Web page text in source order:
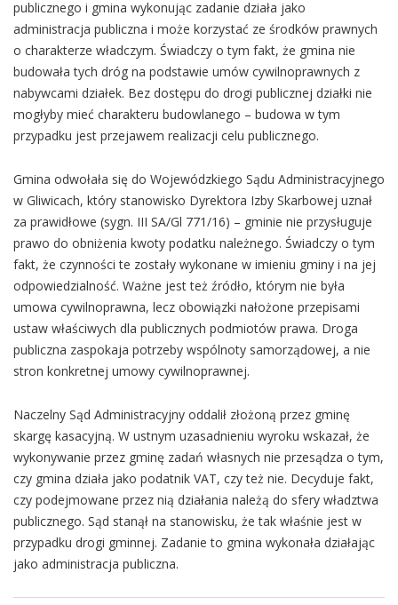
publicznego i gmina wykonując zadanie działa jako
administracja publiczna i może korzystać ze środków prawnych
o charakterze władczym. Świadczy o tym fakt, że gmina nie
budowała tych dróg na podstawie umów cywilnoprawnych z
nabywcami działek. Bez dostępu do drogi publicznej działki nie
mogłyby mieć charakteru budowlanego – budowa w tym
przypadku jest przejawem realizacji celu publicznego.
Gmina odwołała się do Wojewódzkiego Sądu Administracyjnego
w Gliwicach, który stanowisko Dyrektora Izby Skarbowej uznał
za prawidłowe (sygn. III SA/Gl 771/16) – gminie nie przysługuje
prawo do obniżenia kwoty podatku należnego. Świadczy o tym
fakt, że czynności te zostały wykonane w imieniu gminy i na jej
odpowiedzialność. Ważne jest też źródło, którym nie była
umowa cywilnoprawna, lecz obowiązki nałożone przepisami
ustaw właściwych dla publicznych podmiotów prawa. Droga
publiczna zaspokaja potrzeby wspólnoty samorządowej, a nie
stron konkretnej umowy cywilnoprawnej.
Naczelny Sąd Administracyjny oddalił złożoną przez gminę
skargę kasacyjną. W ustnym uzasadnieniu wyroku wskazał, że
wykonywanie przez gminę zadań własnych nie przesądza o tym,
czy gmina działa jako podatnik VAT, czy też nie. Decyduje fakt,
czy podejmowane przez nią działania należą do sfery władztwa
publicznego. Sąd stanął na stanowisku, że tak właśnie jest w
przypadku drogi gminnej. Zadanie to gmina wykonała działając
jako administracja publiczna.